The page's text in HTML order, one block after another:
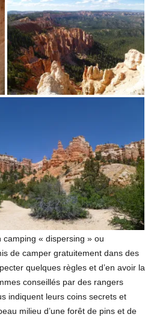
camping « dispersing » ou
de camper gratuitement dans des
quelques règles et d’en avoir la
conseillés par des rangers
indiquent leurs coins secrets et
milieu d’une forêt de pins et de